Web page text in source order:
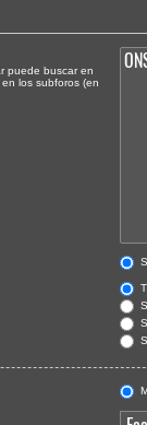
puede buscar en
los subforos (en